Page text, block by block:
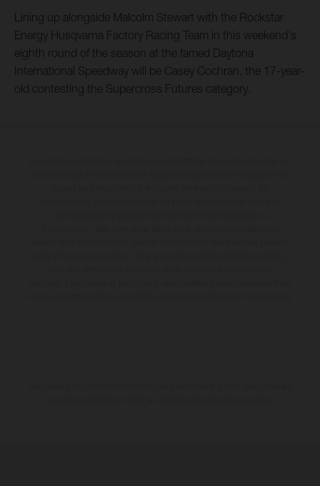
Lining up alongside Malcolm Stewart with the Rockstar
Energy Husqvarna Factory Racing Team in this weekend's
eighth round of the season at the famed Daytona
International Speedway will be Casey Cochran, the 17-year-
old contesting the Supercross Futures category.